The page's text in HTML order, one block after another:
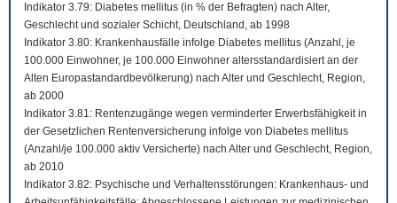
Indikator 3.79: Diabetes mellitus (in % der Befragten) nach Alter,
Geschlecht und sozialer Schicht, Deutschland, ab 1998
Indikator 3.80: Krankenhausfälle infolge Diabetes mellitus (Anzahl, je
100.000 Einwohner, je 100.000 Einwohner altersstandardisiert an der
Alten Europastandardbevölkerung) nach Alter und Geschlecht, Region,
ab 2000
Indikator 3.81: Rentenzugänge wegen verminderter Erwerbsfähigkeit in
der Gesetzlichen Rentenversicherung infolge von Diabetes mellitus
(Anzahl/je 100.000 aktiv Versicherte) nach Alter und Geschlecht, Region,
ab 2010
Indikator 3.82: Psychische und Verhaltensstörungen: Krankenhaus- und